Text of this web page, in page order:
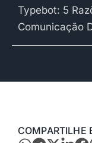
Typebot: 5
Comunicação
COMPARTILHE